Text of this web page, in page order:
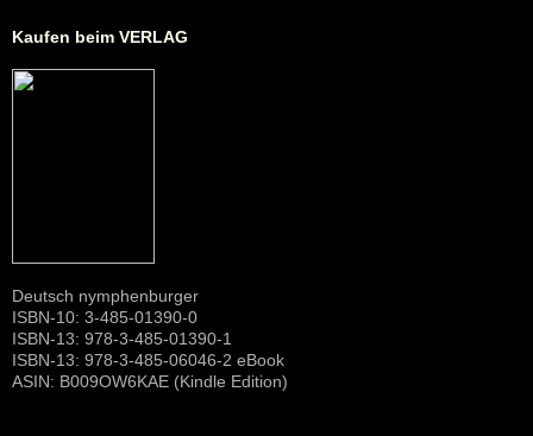
Kaufen beim VERLAG
Deutsch nymphenburger
ISBN-10: 3-485-01390-0
ISBN-13: 978-3-485-01390-1
ISBN-13: 978-3-485-06046-2 eBook
ASIN: B009OW6KAE (Kindle Edition)